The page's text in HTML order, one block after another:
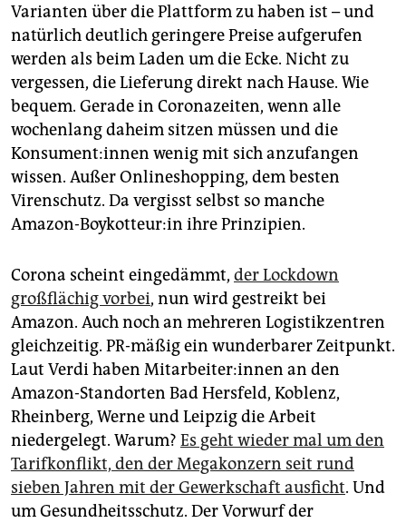
Varianten über die Plattform zu haben ist – und
natürlich deutlich geringere Preise aufgerufen
werden als beim Laden um die Ecke. Nicht zu
vergessen, die Lieferung direkt nach Hause. Wie
bequem. Gerade in Coronazeiten, wenn alle
wochenlang daheim sitzen müssen und die
Konsument:innen wenig mit sich anzufangen
wissen. Außer Onlineshopping, dem besten
Virenschutz. Da vergisst selbst so manche
Amazon-Boykotteur:in ihre Prinzipien.
Corona scheint eingedämmt, der Lockdown
großflächig vorbei, nun wird gestreikt bei
Amazon. Auch noch an mehreren Logistikzentren
gleichzeitig. PR-mäßig ein wunderbarer Zeitpunkt.
Laut Verdi haben Mitarbeiter:innen an den
Amazon-Standorten Bad Hersfeld, Koblenz,
Rheinberg, Werne und Leipzig die Arbeit
niedergelegt. Warum? Es geht wieder mal um den
Tarifkonflikt, den der Mega­konzern seit rund
sieben Jahren mit der Gewerkschaft ausficht. Und
um Gesundheitsschutz. Der Vorwurf der